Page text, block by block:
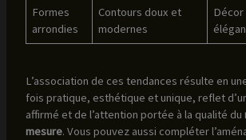
Formes
arrondies
Contours doux et
modernes
Décor
L’association de ces tendances résulte en
fois pratique, esthétique et unique, reflet
affirmé et de l’attention portée à la qualité du
mesure. Vous pouvez aussi compléter